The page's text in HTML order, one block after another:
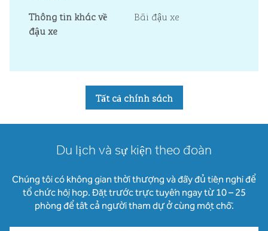
Thông tin khác về
đậu xe
Bãi đậu xe
Tất cả chính sách
Du lịch và sự kiện theo đoàn
Chúng tôi có không gian thời thượng và đầy đủ tiện nghi để
tổ chức hội họp. Đặt trước trực tuyến ngay từ 10 – 25
phòng để tất cả người tham dự ở cùng một chỗ.